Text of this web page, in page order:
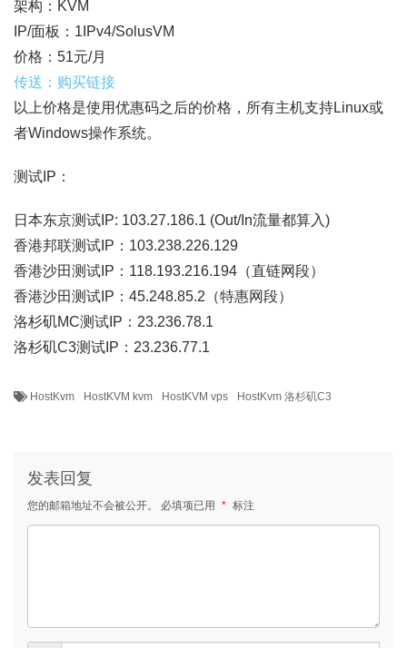
架构：KVM
IP/面板：1IPv4/SolusVM
价格：51元/月
传送：购买链接
以上价格是使用优惠码之后的价格，所有主机支持Linux或
者Windows操作系统。
测试IP：
日本东京测试IP: 103.27.186.1 (Out/In流量都算入)
香港邦联测试IP：103.238.226.129
香港沙田测试IP：118.193.216.194（直链网段）
香港沙田测试IP：45.248.85.2（特惠网段）
洛杉矶MC测试IP：23.236.78.1
洛杉矶C3测试IP：23.236.77.1
HostKvm HostKVM kvm HostKVM vps HostKvm 洛杉矶C3
发表回复
您的邮箱地址不会被公开。 必填项已用 * 标注